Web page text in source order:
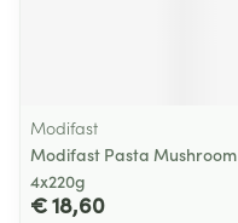
Modifast
Modifast Pasta Mushroom
4x220g
€ 18,60